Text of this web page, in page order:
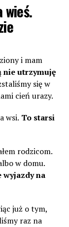
wieś.
i mam
nie utrzymuję
się w
cień urazy.
wsi. To starsi
rodzicom.
w domu.
wyjazdy na
już o tym,
raz na